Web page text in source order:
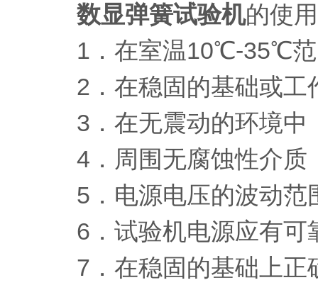
数显弹簧试验机的使
1．在室温10℃-35℃范
2．在稳固的基础或工
3．在无震动的环境中
4．周围无腐蚀性介质
5．电源电压的波动范
6．试验机电源应有可
7．在稳固的基础上正